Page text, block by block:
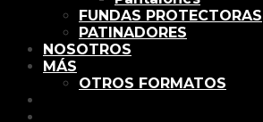
FUNDAS PROTECTORAS
PATINADORES
NOSOTROS
MÁS
OTROS FORMATOS